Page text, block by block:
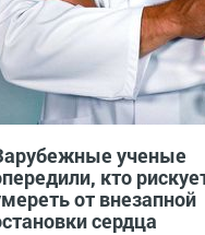
ученые
кто
от внезапной
сердца